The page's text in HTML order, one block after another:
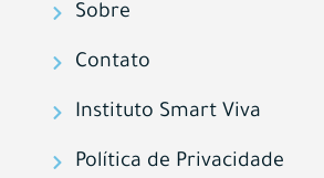
Sobre
Contato
Instituto Smart Viva
Política de Privacidade